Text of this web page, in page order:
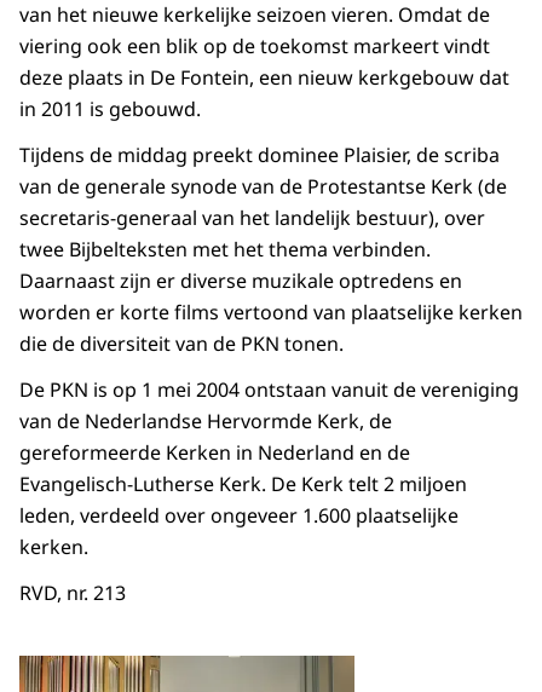
van het nieuwe kerkelijke seizoen vieren. Omdat de
viering ook een blik op de toekomst markeert vindt
deze plaats in De Fontein, een nieuw kerkgebouw dat
in 2011 is gebouwd.
Tijdens de middag preekt dominee Plaisier, de scriba
van de generale synode van de Protestantse Kerk (de
secretaris-generaal van het landelijk bestuur), over
twee Bijbelteksten met het thema verbinden.
Daarnaast zijn er diverse muzikale optredens en
worden er korte films vertoond van plaatselijke kerken
die de diversiteit van de PKN tonen.
De PKN is op 1 mei 2004 ontstaan vanuit de vereniging
van de Nederlandse Hervormde Kerk, de
gereformeerde Kerken in Nederland en de
Evangelisch-Lutherse Kerk. De Kerk telt 2 miljoen
leden, verdeeld over ongeveer 1.600 plaatselijke
kerken.
RVD, nr. 213
Open de galerij in vergrote